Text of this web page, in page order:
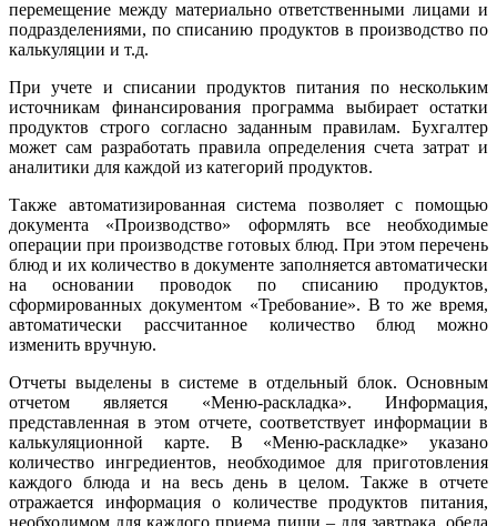
перемещение между материально ответственными лицами и
подразделениями, по списанию продуктов в производство по
калькуляции и т.д.
При учете и списании продуктов питания по нескольким
источникам финансирования программа выбирает остатки
продуктов строго согласно заданным правилам. Бухгалтер
может сам разработать правила определения счета затрат и
аналитики для каждой из категорий продуктов.
Также автоматизированная система позволяет с помощью
документа «Производство» оформлять все необходимые
операции при производстве готовых блюд. При этом перечень
блюд и их количество в документе заполняется автоматически
на основании проводок по списанию продуктов,
сформированных документом «Требование». В то же время,
автоматически рассчитанное количество блюд можно
изменить вручную.
Отчеты выделены в системе в отдельный блок. Основным
отчетом является «Меню-раскладка». Информация,
представленная в этом отчете, соответствует информации в
калькуляционной карте. В «Меню-раскладке» указано
количество ингредиентов, необходимое для приготовления
каждого блюда и на весь день в целом. Также в отчете
отражается информация о количестве продуктов питания,
необходимом для каждого приема пищи – для завтрака, обеда